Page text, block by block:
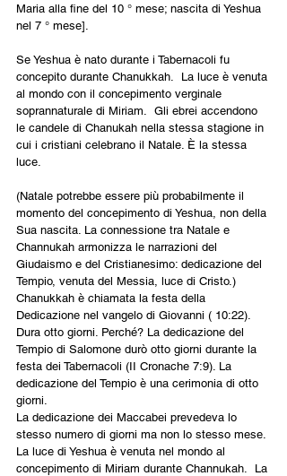
Maria alla fine del 10 ° mese; nascita di Yeshua
nel 7 ° mese].
Se Yeshua è nato durante i Tabernacoli fu
concepito durante Chanukkah.  La luce è venuta
al mondo con il concepimento verginale
soprannaturale di Miriam.  Gli ebrei accendono
le candele di Chanukah nella stessa stagione in
cui i cristiani celebrano il Natale. È la stessa
luce.
(Natale potrebbe essere più probabilmente il
momento del concepimento di Yeshua, non della
Sua nascita. La connessione tra Natale e
Channukah armonizza le narrazioni del
Giudaismo e del Cristianesimo: dedicazione del
Tempio, venuta del Messia, luce di Cristo.)
Chanukkah è chiamata la festa della
Dedicazione nel vangelo di Giovanni ( 10:22).
Dura otto giorni. Perché? La dedicazione del
Tempio di Salomone durò otto giorni durante la
festa dei Tabernacoli (II Cronache 7:9). La
dedicazione del Tempio è una cerimonia di otto
giorni.
La dedicazione dei Maccabei prevedeva lo
stesso numero di giorni ma non lo stesso mese.
La luce di Yeshua è venuta nel mondo al
concepimento di Miriam durante Channukah.  La